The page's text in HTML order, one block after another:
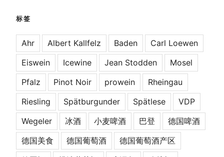
标签
Ahr Albert Kallfelz Baden
Carl Loewen
Eiswein
Icewine Jean Stodden
Mosel
Pfalz
Pinot Noir prowein
Rheingau
Riesling
Spätburgunder Spätlese
VDP
Wegeler
冰酒 小麦啤酒 巴登
德国啤酒
德国美食
德国葡萄酒
德国葡萄酒产区